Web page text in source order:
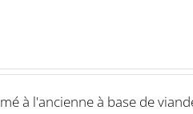
à l'ancienne à base de